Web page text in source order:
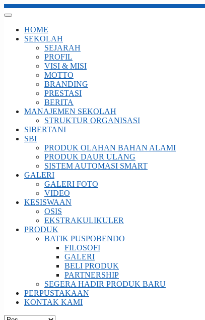
HOME
SEKOLAH
SEJARAH
PROFIL
VISI & MISI
MOTTO
BRANDING
PRESTASI
BERITA
MANAJEMEN SEKOLAH
STRUKTUR ORGANISASI
SIBERTANI
SBI
PRODUK OLAHAN BAHAN ALAMI
PRODUK DAUR ULANG
SISTEM AUTOMASI SMART
GALERI
GALERI FOTO
VIDEO
KESISWAAN
OSIS
EKSTRAKULIKULER
PRODUK
BATIK PUSPOBENDO
FILOSOFI
GALERI
BELI PRODUK
PARTNERSHIP
SEGERA HADIR PRODUK BARU
PERPUSTAKAAN
KONTAK KAMI